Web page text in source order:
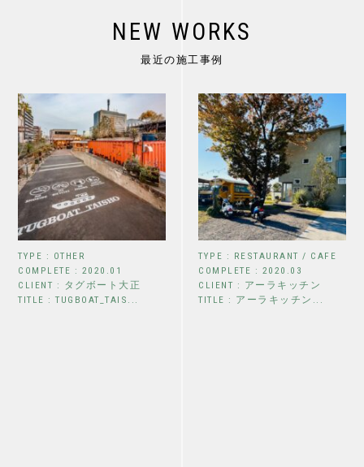
NEW WORKS
最近の施工事例
TYPE : OTHER
COMPLETE : 2020.01
CLIENT : タグボート大正
TITLE : TUGBOAT_TAIS...
TYPE : RESTAURANT / CAFE
COMPLETE : 2020.03
CLIENT : アーラキッチン
TITLE : アーラキッチン...